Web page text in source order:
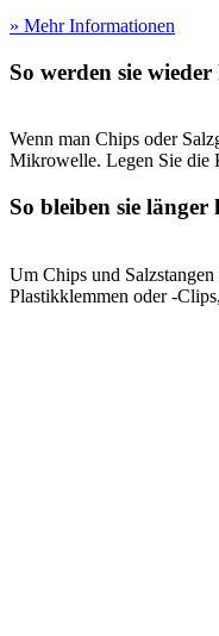
» Mehr Informationen
So werden sie
Wenn man Chips oder
Mikrowelle. Legen Sie die
So bleiben sie
Um Chips und
Plastikklemmen oder -